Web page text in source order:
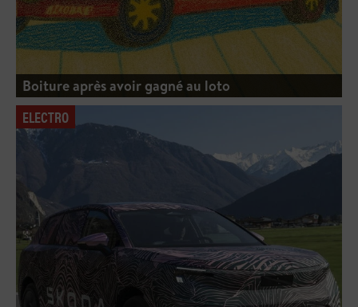
Boiture après avoir gagné au loto
ELECTRO